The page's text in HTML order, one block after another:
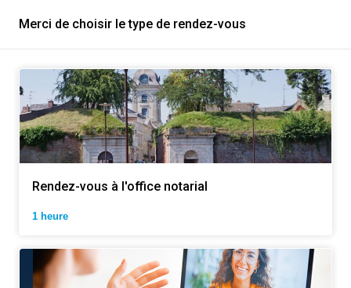
Merci de choisir le type de rendez-vous
Rendez-vous à l'office notarial
1 heure